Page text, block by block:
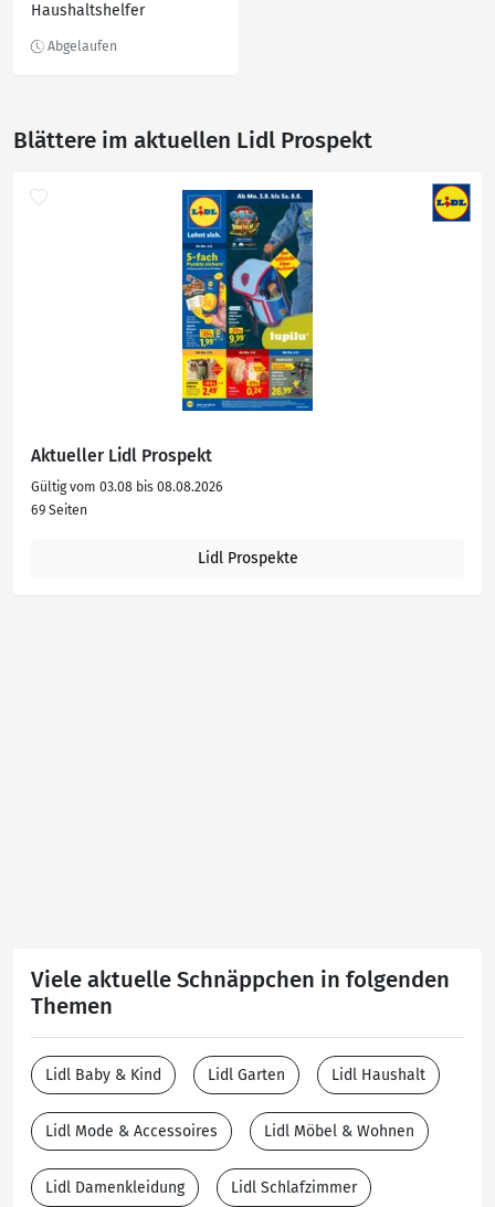
Haushaltshelfer
Blättere im aktuellen Lidl Prospekt
Aktueller Lidl Prospekt
Gültig vom 03.08 bis 08.08.2026
69 Seiten
Lidl Prospekte
Viele aktuelle Schnäppchen in folgenden
Themen
Lidl Baby & Kind Lidl Garten Lidl Haushalt
Lidl Mode & Accessoires Lidl Möbel & Wohnen
Lidl Damenkleidung Lidl Schlafzimmer